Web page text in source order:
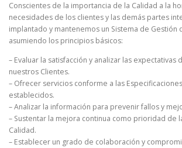
Conscientes de la importancia de la Calidad a la
necesidades de los clientes y las demás partes
implantado y mantenemos un Sistema de Gestión
asumiendo los principios básicos:
– Evaluar la satisfacción y analizar las expectativas
nuestros Clientes.
– Ofrecer servicios conforme a las
establecidos.
– Analizar la información para prevenir fallos y
– Sustentar la mejora continua como prioridad de
Calidad.
– Establecer un grado de colaboración y